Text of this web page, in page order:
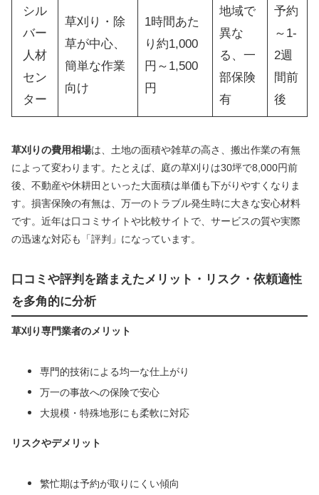
シル
バー
人材
セン
ター
草刈り・除
草が中心、
簡単な作業
向け
1時間あた
り約1,000
円～1,500
円
地域で
異な
る、一
部保険
有
予約
～1-
2週
間前
後
草刈りの費用相場は、土地の面積や雑草の高さ、搬出作業の有無
によって変わります。たとえば、庭の草刈りは30坪で8,000円前
後、不動産や休耕田といった大面積は単価も下がりやすくなりま
す。損害保険の有無は、万一のトラブル発生時に大きな安心材料
です。近年は口コミサイトや比較サイトで、サービスの質や実際
の迅速な対応も「評判」になっています。
口コミや評判を踏まえたメリット・リスク・依頼適性
を多角的に分析
草刈り専門業者のメリット
専門的技術による均一な仕上がり
万一の事故への保険で安心
大規模・特殊地形にも柔軟に対応
リスクやデメリット
繁忙期は予約が取りにくい傾向